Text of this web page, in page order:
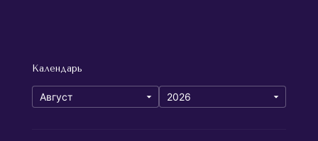
Календарь